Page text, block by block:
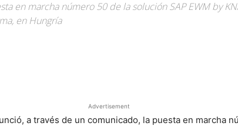
en marcha número 50 de la solución SAP EWM by
en Hungría
Advertisement
a través de un comunicado, la puesta en marcha